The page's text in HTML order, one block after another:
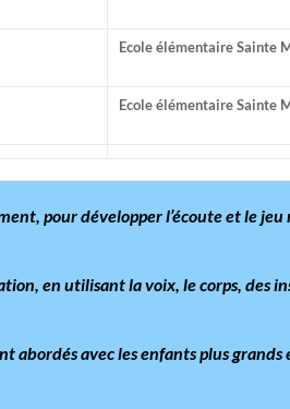
Ecole élémentaire Sainte
Ecole élémentaire Sainte
pour développer l’écoute et le
en utilisant la voix, le corps, des
abordés avec les enfants plus grands